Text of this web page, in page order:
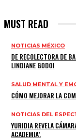
MUST READ
NOTICIAS MÉXICO
DE RECOLECTORA DE
LINDIANE GODOI
SALUD MENTAL Y
CÓMO MEJORAR LA
NOTICIAS DEL
YURIDIA REVELA
ACADEMIA’.